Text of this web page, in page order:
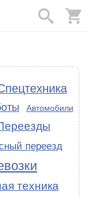
Автомобили
переезд
техника